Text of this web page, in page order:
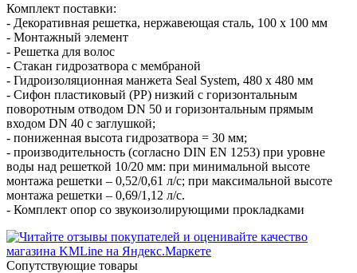
Комплект поставки:
- Декоративная решетка, нержавеющая сталь, 100 х 100 мм
- Монтажный элемент
- Решетка для волос
- Стакан гидрозатвора с мембраной
- Гидроизоляционная манжета Seal System, 480 х 480 мм
- Сифон пластиковый (PP) низкий c горизонтальным
поворотным отводом DN 50 и горизонтальным прямым
входом DN 40 с заглушкой;
- пониженная высота гидрозатвора = 30 мм;
- производительность (согласно DIN EN 1253) при уровне
воды над решеткой 10/20 мм: при минимальной высоте
монтажа решетки – 0,52/0,61 л/с; при максимальной высоте
монтажа решетки – 0,69/1,12 л/с.
- Комплект опор со звукоизолирующими прокладками
Cопутствующие товары